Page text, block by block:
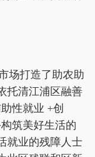
场打造了助农助
托清江浦区融善
性就业 +创
筑美好生活的
就业的残障人士